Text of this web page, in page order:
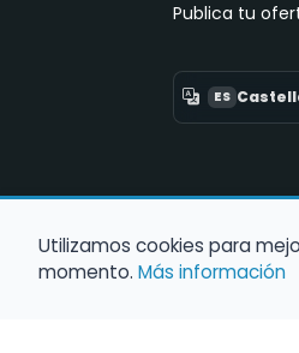
Publica tu
ES
Utilizamos cookies para
momento. Más información